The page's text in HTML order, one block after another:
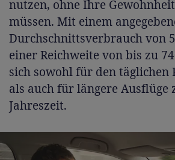
nutzen, ohne Ihre
müssen. Mit einem
Durchschnittsverbrauch von
einer Reichweite von bis zu
sich sowohl für den täglichen
als auch für längere Ausflüge
Jahreszeit.